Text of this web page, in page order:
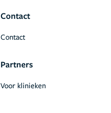
Contact
Contact
Partners
Voor klinieken